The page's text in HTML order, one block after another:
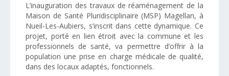
L’inauguration des travaux de réaménagement de la
Maison de Santé Pluridisciplinaire (MSP) Magellan, à
Nueil-Les-Aubiers, s’inscrit dans cette dynamique. Ce
projet, porté en lien étroit avec la commune et les
professionnels de santé, va permettre d’offrir à la
population une prise en charge médicale de qualité,
dans des locaux adaptés, fonctionnels.